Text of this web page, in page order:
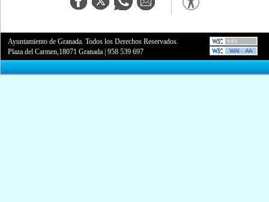
Ayuntamiento de Granada. Todos los Derechos Reservados.
Plaza del Carmen,18071 Granada |958 539 697